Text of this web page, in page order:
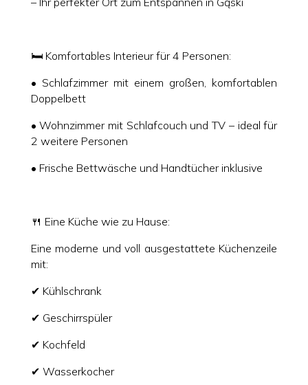
🛏️ Komfortables Interieur für 4 Personen:
• Schlafzimmer mit einem großen, komfortablen
Doppelbett
• Wohnzimmer mit Schlafcouch und TV – ideal für
2 weitere Personen
• Frische Bettwäsche und Handtücher inklusive
🍴 Eine Küche wie zu Hause:
Eine moderne und voll ausgestattete Küchenzeile
mit:
✔ Kühlschrank
✔ Geschirrspüler
✔ Kochfeld
✔ Wasserkocher